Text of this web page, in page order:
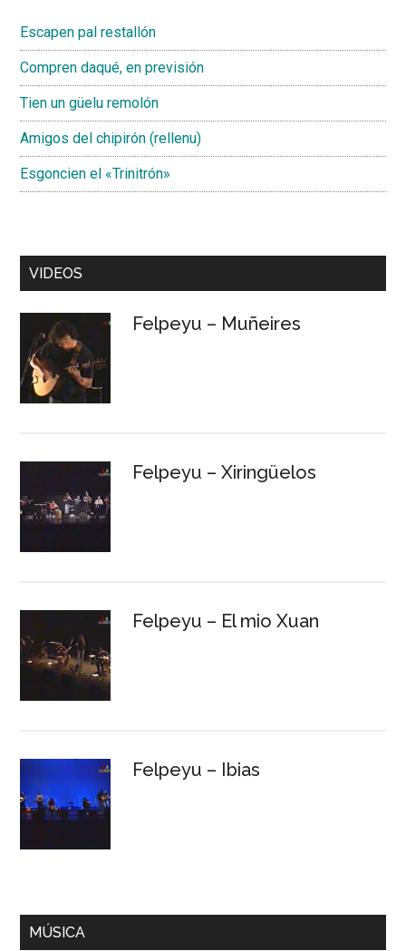
Escapen pal restallón
Compren daqué, en previsión
Tien un güelu remolón
Amigos del chipirón (rellenu)
Esgoncien el «Trinitrón»
VIDEOS
Felpeyu – Muñeires
Felpeyu – Xiringüelos
Felpeyu – El mio Xuan
Felpeyu – Ibias
MÚSICA